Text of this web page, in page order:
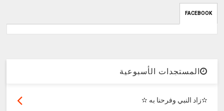
FACEBOOK
المستجدات الأسبوعية
✫زاد النبي وفرحنا به ✫